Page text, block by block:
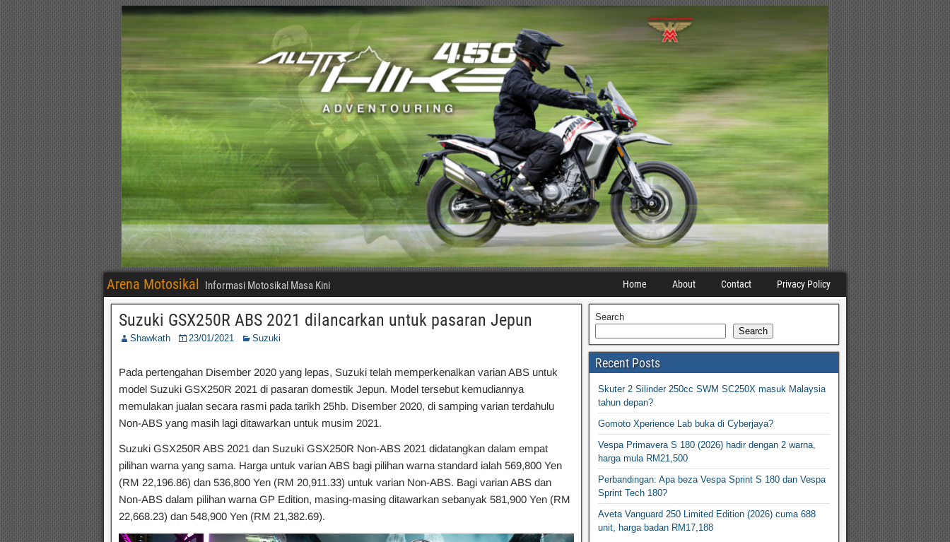
Arena Motosikal Informasi Motosikal Masa Kini Home About Contact Privacy Policy
Suzuki GSX250R ABS 2021 dilancarkan untuk pasaran Jepun
Shawkath 23/01/2021 Suzuki
Pada pertengahan Disember 2020 yang lepas, Suzuki telah memperkenalkan varian ABS untuk
model Suzuki GSX250R 2021 di pasaran domestik Jepun. Model tersebut kemudiannya
memulakan jualan secara rasmi pada tarikh 25hb. Disember 2020, di samping varian terdahulu
Non-ABS yang masih lagi ditawarkan untuk musim 2021.
Suzuki GSX250R ABS 2021 dan Suzuki GSX250R Non-ABS 2021 didatangkan dalam empat
pilihan warna yang sama. Harga untuk varian ABS bagi pilihan warna standard ialah 569,800 Yen
(RM 22,196.86) dan 536,800 Yen (RM 20,911.33) untuk varian Non-ABS. Bagi varian ABS dan
Non-ABS dalam pilihan warna GP Edition, masing-masing ditawarkan sebanyak 581,900 Yen (RM
22,668.23) dan 548,900 Yen (RM 21,382.69).
Search
Search
Recent Posts
Skuter 2 Silinder 250cc SWM SC250X masuk Malaysia
tahun depan?
Gomoto Xperience Lab buka di Cyberjaya?
Vespa Primavera S 180 (2026) hadir dengan 2 warna,
harga mula RM21,500
Perbandingan: Apa beza Vespa Sprint S 180 dan Vespa
Sprint Tech 180?
Aveta Vanguard 250 Limited Edition (2026) cuma 688
unit, harga badan RM17,188